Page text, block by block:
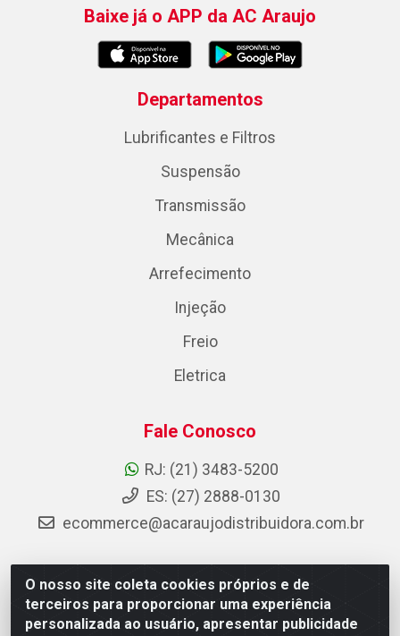
O nosso site coleta cookies próprios e de
terceiros para proporcionar uma experiência
personalizada ao usuário, apresentar publicidade
Baixe já o APP da AC Araujo
Departamentos
Lubrificantes e Filtros
Suspensão
Transmissão
Mecânica
Arrefecimento
Injeção
Freio
Eletrica
Fale Conosco
RJ: (21) 3483-5200
ES: (27) 2888-0130
ecommerce@acaraujodistribuidora.com.br
AC Araujo Distribuidora - Rua Carneiro de Campos, 42 -
São Cristóvão, Rio de Janeiro/RJ - CEP 20.920-410 -